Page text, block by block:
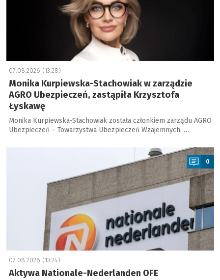
07.08.2026 (13:28)
Monika Kurpiewska-Stachowiak w zarządzie
AGRO Ubezpieczeń, zastąpiła Krzysztofa
Łyskawę
Monika Kurpiewska-Stachowiak została członkiem zarządu AGRO
Ubezpieczeń – Towarzystwa Ubezpieczeń Wzajemnych. …
0
07.08.2026 (13:24)
Aktywa Nationale-Nederlanden OFE